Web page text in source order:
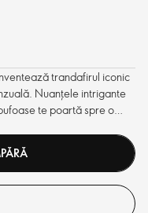
trandafirul iconic
Nuanțele intrigante
te poartă spre o